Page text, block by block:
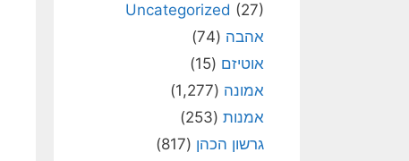
Uncategorized (27)
אהבה (74)
אוטיזם (15)
אמונה (1,277)
אמנות (253)
גרשון הכהן (817)